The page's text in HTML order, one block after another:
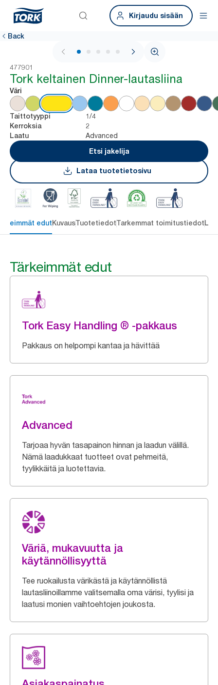
Kirjaudu sisään
Back
1 / 5
477901
Tork keltainen Dinner-lautasliina
Väri
Taittotyyppi 1/4
Kerroksia 2
Laatu
Advanced
Etsi jakelija
Lataa tuotetietosivu
edutKuvausTuotetiedotTarkemmat toimitustiedot
Tärkeimmät edut
Tork Easy Handling ® -pakkaus
Pakkaus on helpompi kantaa ja hävittää
Advanced
Tarjoaa hyvän tasapainon hinnan ja laadun välillä.
Nämä laadukkaat tuotteet ovat pehmeitä,
tyylikkäitä ja luotettavia.
Väriä, mukavuutta ja
käytännöllisyyttä
Tee ruokailusta värikästä ja käytännöllistä
lautasliinoillamme valitsemalla oma värisi, tyylisi ja
laatusi monien vaihtoehtojen joukosta.